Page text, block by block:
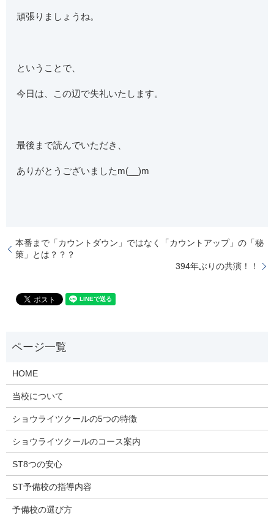
頑張りましょうね。
ということで、
今日は、この辺で失礼いたします。
最後まで読んでいただき、
ありがとうございましたm(__)m
本番まで「カウントダウン」ではなく「カウントアップ」の「秘
策」とは？？？
394年ぶりの共演！！
HOME
当校について
ショウライツクールの5つの特徴
ショウライツクールのコース案内
ST8つの安心
ST予備校の指導内容
予備校の選び方